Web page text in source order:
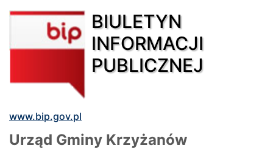
BIULETYN
INFORMACJI
PUBLICZNEJ
www.bip.gov.pl
Urząd Gminy Krzyżanów